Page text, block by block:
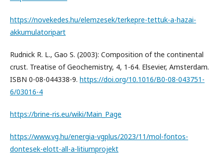
https://novekedes.hu/elemzesek/terkepre-tettuk-a-hazai-
akkumulatoripart
Rudnick R. L., Gao S. (2003): Composition of the continental
crust. Treatise of Geochemistry, 4, 1-64. Elsevier, Amsterdam.
ISBN 0-08-044338-9. https://doi.org/10.1016/B0-08-043751-
6/03016-4
https://brine-ris.eu/wiki/Main_Page
https://www.vg.hu/energia-vgplus/2023/11/mol-fontos-
dontesek-elott-all-a-litiumprojekt